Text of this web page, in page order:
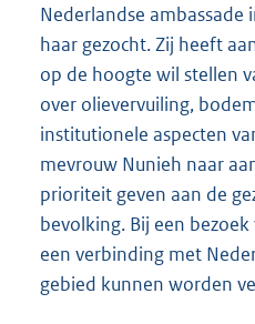
Nederlandse
haar gezocht. Zij heeft
op de hoogte wil stellen
over olievervuiling,
institutionele aspecten
mevrouw Nunieh naar
prioriteit geven aan de
bevolking. Bij een
een verbinding met
gebied kunnen worden